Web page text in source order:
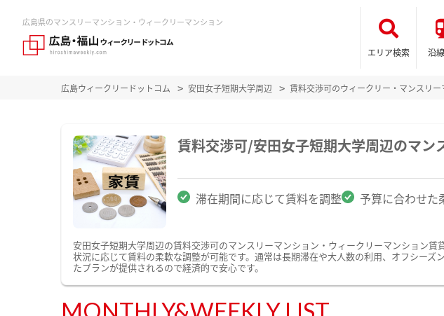
広島県のマンスリーマンション・ウィークリーマンション
エリア検索 沿
広島ウィークリードットコム 安田女子短期大学周辺 賃料交渉可のウィークリー・マンスリ
賃料交渉可/安田女子短期大学周辺のマ
滞在期間に応じて賃料を調整 予算に合わせた
安田女子短期大学周辺の賃料交渉可のマンスリーマンション・ウィークリーマンション
状況に応じて賃料の柔軟な調整が可能です。通常は長期滞在や大人数の利用、オフシー
たプランが提供されるので経済的で安心です。
MONTHLY&WEEKLY LIST